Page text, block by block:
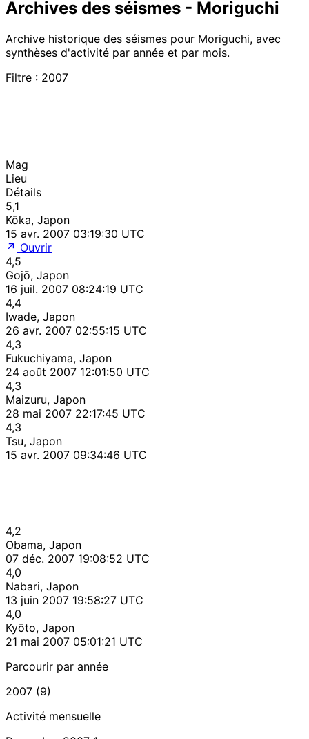
Archives des séismes - Moriguchi
Archive historique des séismes pour Moriguchi, avec
synthèses d'activité par année et par mois.
Filtre : 2007
Mag
Lieu
Détails
5,1
Kōka, Japon
15 avr. 2007 03:19:30 UTC
Ouvrir
4,5
Gojō, Japon
16 juil. 2007 08:24:19 UTC
4,4
Iwade, Japon
26 avr. 2007 02:55:15 UTC
4,3
Fukuchiyama, Japon
24 août 2007 12:01:50 UTC
4,3
Maizuru, Japon
28 mai 2007 22:17:45 UTC
4,3
Tsu, Japon
15 avr. 2007 09:34:46 UTC
4,2
Obama, Japon
07 déc. 2007 19:08:52 UTC
4,0
Nabari, Japon
13 juin 2007 19:58:27 UTC
4,0
Kyōto, Japon
21 mai 2007 05:01:21 UTC
Parcourir par année
2007 (9)
Activité mensuelle